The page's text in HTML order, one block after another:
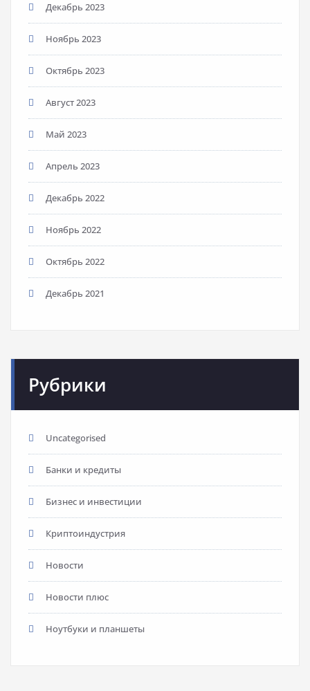
Декабрь 2023
Ноябрь 2023
Октябрь 2023
Август 2023
Май 2023
Апрель 2023
Декабрь 2022
Ноябрь 2022
Октябрь 2022
Декабрь 2021
Рубрики
Uncategorised
Банки и кредиты
Бизнес и инвестиции
Криптоиндустрия
Новости
Новости плюс
Ноутбуки и планшеты